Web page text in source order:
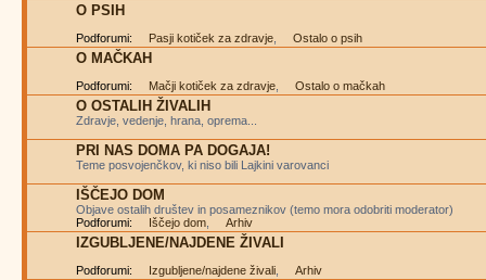
O PSIH
Podforumi: Pasji kotiček za zdravje Ostalo o psih
O MAČKAH
Podforumi: Mačji kotiček za zdravje Ostalo o mačkah
O OSTALIH ŽIVALIH
Zdravje, vedenje, hrana, oprema...
PRI NAS DOMA PA DOGAJA!
Teme posvojenčkov, ki niso bili Lajkini varovanci
IŠČEJO DOM
Objave ostalih društev in posameznikov (temo mora odobriti moderator)
Podforumi:
Iščejo dom Arhiv
IZGUBLJENE/NAJDENE ŽIVALI
Podforumi: Izgubljene/najdene živali Arhiv